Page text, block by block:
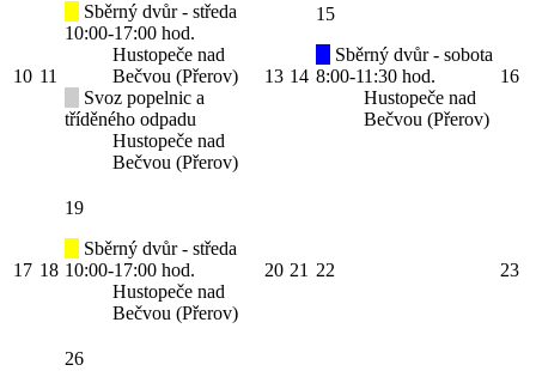
10 11
Sběrný dvůr - středa
10:00-17:00 hod.
Hustopeče nad
Bečvou (Přerov)
Svoz popelnic a
tříděného odpadu
Hustopeče nad
Bečvou (Přerov)
13 14
15
Sběrný dvůr - sobota
8:00-11:30 hod.
Hustopeče nad
Bečvou (Přerov)
16
17 18
19
Sběrný dvůr - středa
10:00-17:00 hod.
Hustopeče nad
Bečvou (Přerov)
20 21 22 23
26